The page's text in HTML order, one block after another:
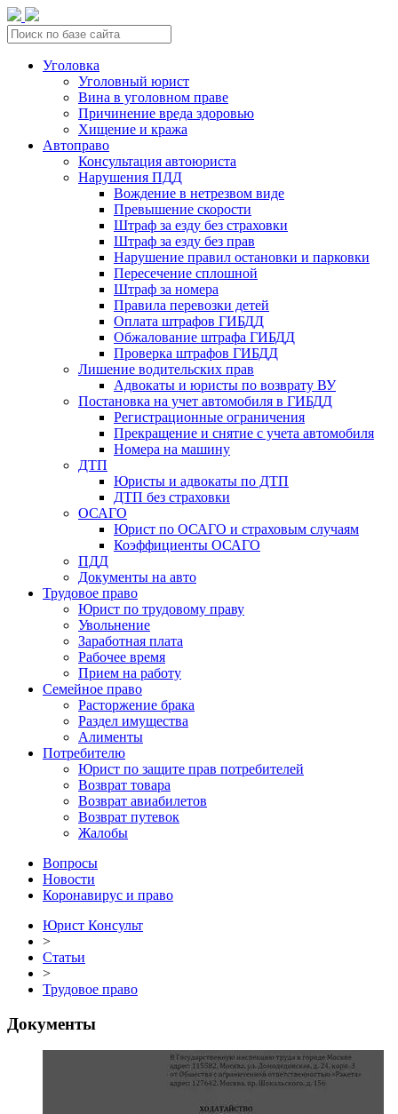
Уголовка
Уголовный юрист
Вина в уголовном праве
Причинение вреда здоровью
Хищение и кража
Автоправо
Консультация автоюриста
Нарушения ПДД
Вождение в нетрезвом виде
Превышение скорости
Штраф за езду без страховки
Штраф за езду без прав
Нарушение правил остановки и парковки
Пересечение сплошной
Штраф за номера
Правила перевозки детей
Оплата штрафов ГИБДД
Обжалование штрафа ГИБДД
Проверка штрафов ГИБДД
Лишение водительских прав
Адвокаты и юристы по возврату ВУ
Постановка на учет автомобиля в ГИБДД
Регистрационные ограничения
Прекращение и снятие с учета автомобиля
Номера на машину
ДТП
Юристы и адвокаты по ДТП
ДТП без страховки
ОСАГО
Юрист по ОСАГО и страховым случаям
Коэффициенты ОСАГО
ПДД
Документы на авто
Трудовое право
Юрист по трудовому праву
Увольнение
Заработная плата
Рабочее время
Прием на работу
Семейное право
Расторжение брака
Раздел имущества
Алименты
Потребителю
Юрист по защите прав потребителей
Возврат товара
Возврат авиабилетов
Возврат путевок
Жалобы
Вопросы
Новости
Коронавирус и право
Юрист Консульт
>
Статьи
>
Трудовое право
Документы